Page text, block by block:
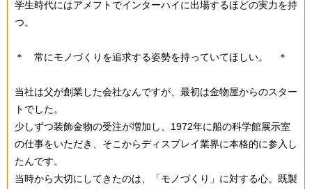
学生時代にはアメフトでインターハイに出場するほどの実力を持
つ。
＊ 常にモノづくりを追求する姿勢を持っていてほしい。 ＊
当社は父が創業した会社なんですが、最初は金物屋からのスター
トでした。
少しずつ装飾金物の受注が増加し、1972年に船の科学館展示室
の仕事をいただき、そこからディスプレイ業界に本格的に参入し
たんです。
当時から大切にしてきたのは、「モノづくり」に対する心。既製